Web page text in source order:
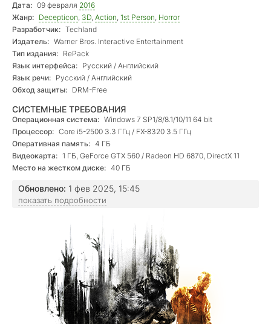
Дата: 09 февраля 2016
Жанр: Decepticon, 3D, Action, 1st Person, Horror
Разработчик: Techland
Издатель: Warner Bros. Interactive Entertainment
Тип издания: RePack
Язык интерфейса: Русский / Английский
Язык речи: Русский / Английский
Обход защиты: DRM-Free
СИСТЕМНЫЕ ТРЕБОВАНИЯ
Операционная система: Windows 7 SP1/8/8.1/10/11 64 bit
Процессор: Core i5-2500 3.3 ГГц / FX-8320 3.5 ГГц
Оперативная память: 4 ГБ
Видеокарта: 1 ГБ, GeForce GTX 560 / Radeon HD 6870, DirectX 11
Место на жестком диске: 40 ГБ
Обновлено: 1 фев 2025, 15:45
показать подробности